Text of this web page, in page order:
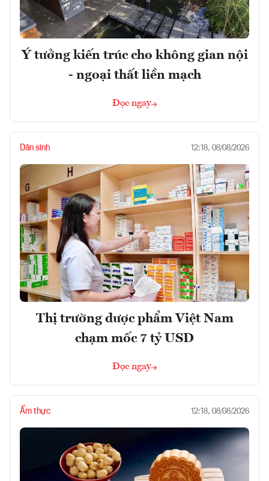
Ý tưởng kiến trúc cho không gian nội
- ngoại thất liền mạch
Đọc ngay
Dân sinh 12:18, 08/08/2026
Thị trường dược phẩm Việt Nam
chạm mốc 7 tỷ USD
Đọc ngay
Ẩm thực 12:18, 08/08/2026